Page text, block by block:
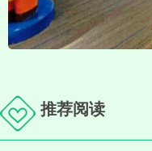
推荐阅读